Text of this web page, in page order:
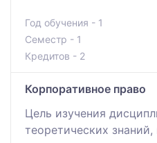
Год обучения - 1
Семестр - 1
Кредитов - 2
Корпоративное право
Цель изучения
теоретических